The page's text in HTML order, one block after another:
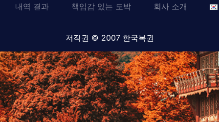
내역 결과 책임감 있는 도박 회사 소개
저작권 © 2007 한국복권